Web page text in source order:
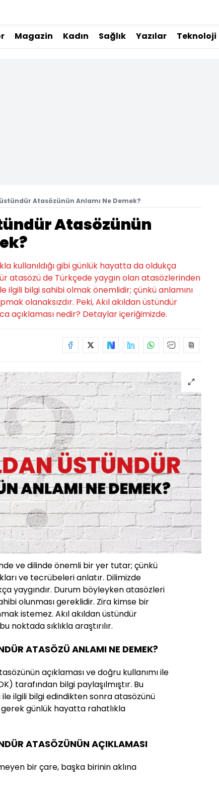
Magazin Kadın Sağlık Yazılar Teknoloji
Atasözünün Anlamı Ne Demek?
Atasözünün
kullanıldığı gibi günlük hayatta da oldukça
atasözü de Türkçede yaygın olan atasözlerinden
ilgili bilgi sahibi olmak önemlidir; çünkü anlamını
olanaksızdır. Peki, Akıl akıldan üstündür
açıklaması nedir? Detaylar içeriğimizde.
ve dilinde önemli bir yer tutar; çünkü
ve tecrübeleri anlatır. Dilimizde
yaygındır. Durum böyleyken atasözleri
olunması gereklidir. Zira kimse bir
istemez. Akıl akıldan üstündür
noktada sıklıkla araştırılır.
ATASÖZÜ ANLAMI NE DEMEK?
açıklaması ve doğru kullanımı ile
tarafından bilgi paylaşılmıştır. Bu
ile ilgili bilgi edindikten sonra atasözünü
günlük hayatta rahatlıkla
ATASÖZÜNÜN AÇIKLAMASI
bir çare, başka birinin aklına